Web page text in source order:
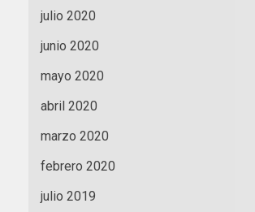
julio 2020
junio 2020
mayo 2020
abril 2020
marzo 2020
febrero 2020
julio 2019